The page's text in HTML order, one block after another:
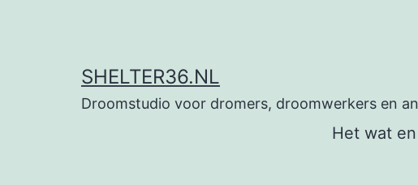
SHELTER36.NL
Droomstudio voor dromers, droomwerkers en
Het wat